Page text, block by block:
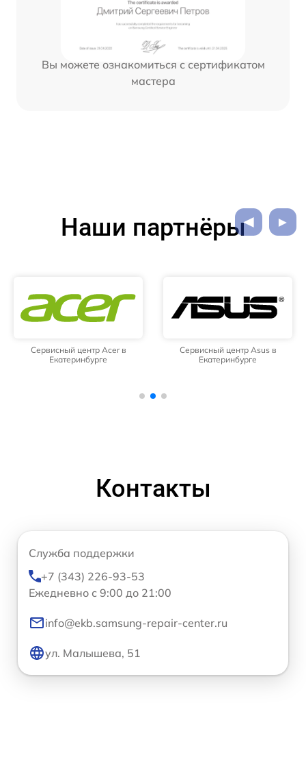
Вы можете ознакомиться с сертификатом
мастера
Наши партнёры
Сервисный центр Acer в
Екатеринбурге
Сервисный центр Asus в
Екатеринбурге
Контакты
Служба поддержки
+7 (343) 226-93-53
Ежедневно с 9:00 до 21:00
info@ekb.samsung-repair-center.ru
ул. Малышева, 51